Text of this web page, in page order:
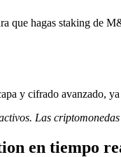
que hagas staking de
y cifrado avanzado,
Las
en tiempo